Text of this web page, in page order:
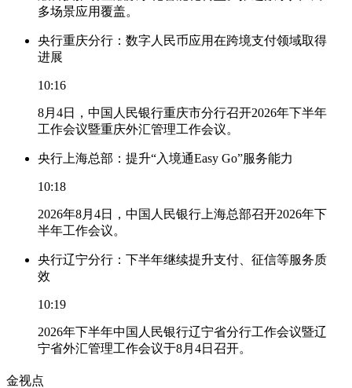
多场景应用覆盖。
央行重庆分行：数字人民币应用在跨境支付领域取得
进展
10:16
8月4日，中国人民银行重庆市分行召开2026年下半年
工作会议暨重庆外汇管理工作会议。
央行上海总部：提升“入境通Easy Go”服务能力
10:18
2026年8月4日，中国人民银行上海总部召开2026年下
半年工作会议。
央行辽宁分行：下半年继续提升支付、征信等服务质
效
10:19
2026年下半年中国人民银行辽宁省分行工作会议暨辽
宁省外汇管理工作会议于8月4日召开。
金视点